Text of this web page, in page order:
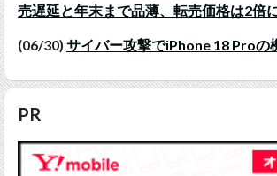
売遅延と年末まで品薄、転売価格は2倍
(06/30) サイバー攻撃でiPhone 18 Proの
PR